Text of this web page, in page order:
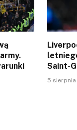
Saint-
5